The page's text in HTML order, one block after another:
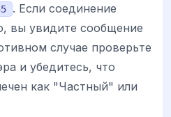
. Если соединение
вы увидите сообщение
случае проверьте
и убедитесь, что
как "Частный" или